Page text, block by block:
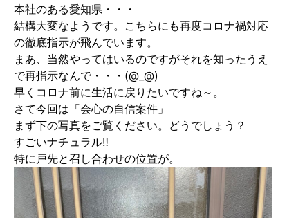
本社のある愛知県・・・
結構大変なようです。こちらにも再度コロナ禍対応
の徹底指示が飛んでいます。
まあ、当然やってはいるのですがそれを知ったうえ
で再指示なんで・・・(@_@)
早くコロナ前に生活に戻りたいですね～。
さて今回は「会心の自信案件」
まず下の写真をご覧ください。どうでしょう？
すごいナチュラル‼︎
特に戸先と召し合わせの位置が。